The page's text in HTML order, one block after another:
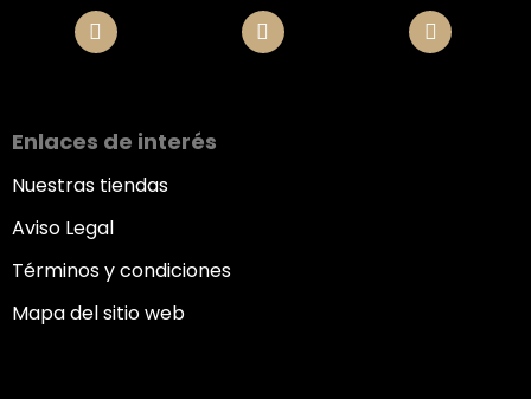
Enlaces de interés
Nuestras tiendas
Aviso Legal
Términos y condiciones
Mapa del sitio web